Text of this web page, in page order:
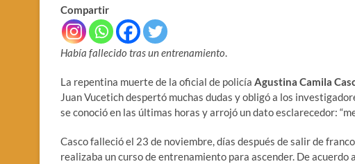
Compartir
Había fallecido tras un entrenamiento.
La repentina muerte de la oficial de policía Agustina Camila
Juan Vucetich despertó muchas dudas y obligó a los
se conoció en las últimas horas y arrojó un dato esclarecedor:
Casco falleció el 23 de noviembre, días después de salir de
realizaba un curso de entrenamiento para ascender. De